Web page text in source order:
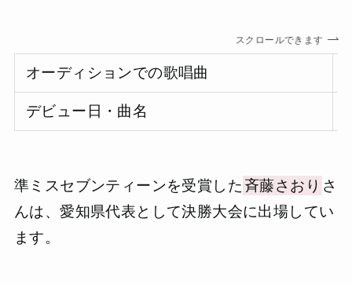
スクロールできます
オーディションでの歌唱曲
デビュー日・曲名
準ミスセブンティーンを受賞した 斉藤さおり さ
んは、愛知県代表として決勝大会に出場してい
ます。